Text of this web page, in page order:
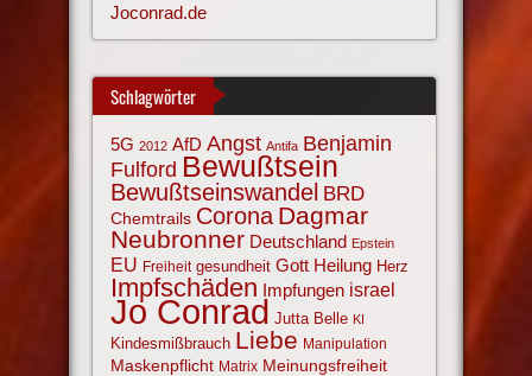
Joconrad.de
Schlagwörter
5G 2012 AfD Angst Antifa Benjamin
Fulford Bewußtsein
Bewußtseinswandel BRD
Chemtrails Corona Dagmar
Neubronner Deutschland Epstein
EU Freiheit gesundheit Gott Heilung Herz
Impfschäden Impfungen israel
Jo Conrad Jutta Belle KI
Kindesmißbrauch Liebe Manipulation
Maskenpflicht Matrix Meinungsfreiheit